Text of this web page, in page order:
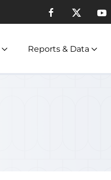
Reports & Data